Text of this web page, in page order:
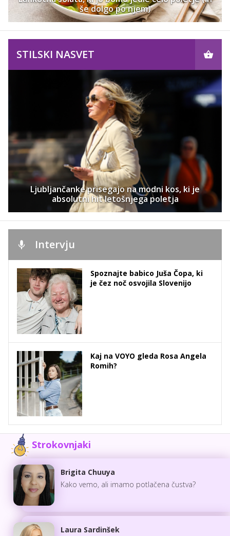
še dolgo po njem)
STILSKI NASVET
Ljubljančanke prisegajo na modni kos, ki je
absolutni hit letošnjega poletja
Intervju
Spoznajte babico Juša Čopa, ki
je čez noč osvojila Slovenijo
Kaj na VOYO gleda Rosa Angela
Romih?
Strokovnjaki
Brigita Chuuya
Kako vemo, ali imamo potlačena čustva?
Laura Sardinšek